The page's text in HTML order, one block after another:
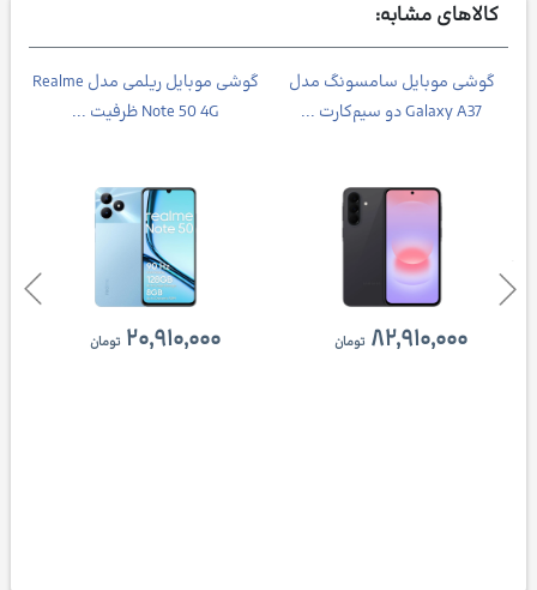
کالاهای مشابه:
گوشی موبایل ریلمی مدل Realme
Note 50 4G ظرفیت ...
۲۰,۹۱۰,۰۰۰ تومان
گوشی موبایل سامسونگ مدل
Galaxy A37 دو سیم‌کارت ...
۸۲,۹۱۰,۰۰۰ تومان